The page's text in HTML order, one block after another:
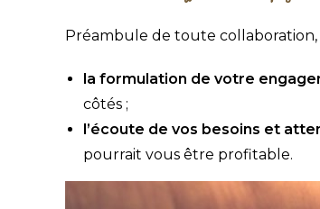
Préambule de toute
la formulation de votre
côtés ;
l’écoute de vos besoins et
pourrait vous être profitable.